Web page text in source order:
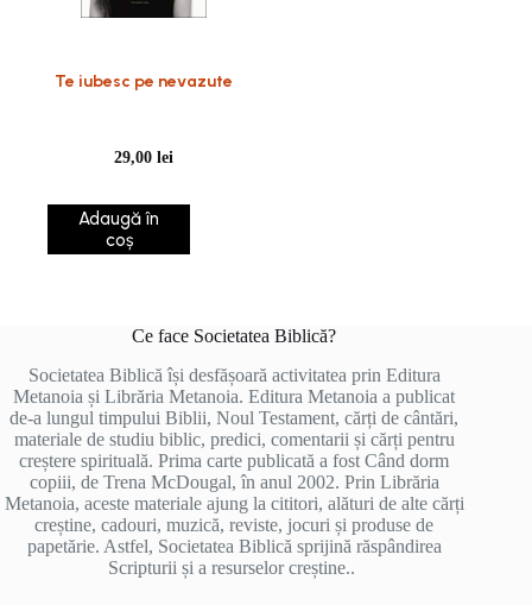
Te iubesc pe nevazute
29,00lei
Adaugă în
coș
Ce face Societatea Biblică?
Societatea Biblică își desfășoară activitatea prin Editura
Metanoia și Librăria Metanoia. Editura Metanoia a publicat
de-a lungul timpului Biblii, Noul Testament, cărți de cântări,
materiale de studiu biblic, predici, comentarii și cărți pentru
creștere spirituală. Prima carte publicată a fost Când dorm
copiii, de Trena McDougal, în anul 2002. Prin Librăria
Metanoia, aceste materiale ajung la cititori, alături de alte cărți
creștine, cadouri, muzică, reviste, jocuri și produse de
papetărie. Astfel, Societatea Biblică sprijină răspândirea
Scripturii și a resurselor creștine..